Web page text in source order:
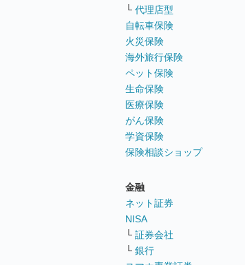
└ 代理店型
自転車保険
火災保険
海外旅行保険
ペット保険
生命保険
医療保険
がん保険
学資保険
保険相談ショップ
金融
ネット証券
NISA
└ 証券会社
└ 銀行